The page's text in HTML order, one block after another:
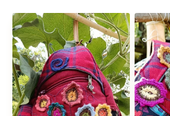
récent
au
plus
ancien